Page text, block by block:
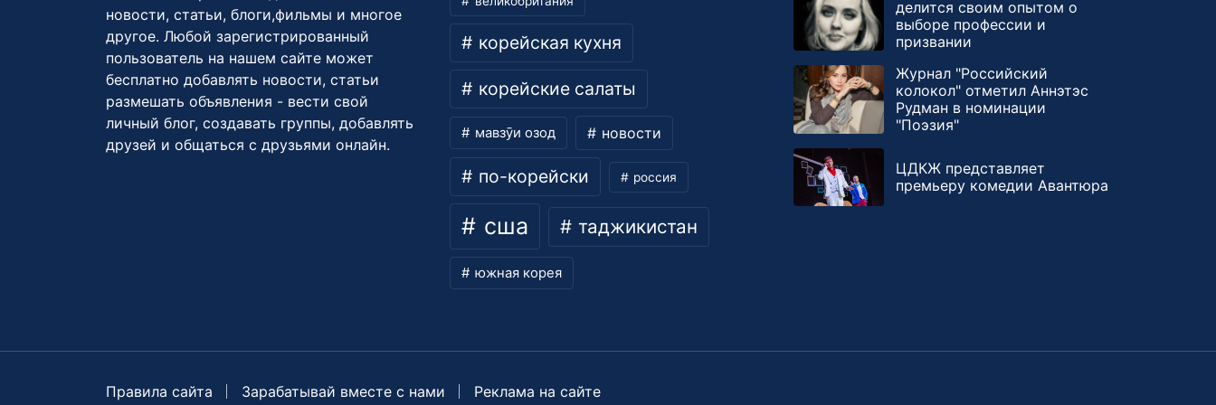
новости, статьи, блоги,фильмы и многое
другое. Любой зарегистрированный
пользователь на нашем сайте может
бесплатно добавлять новости, статьи
размешать объявления - вести свой
личный блог, создавать группы, добавлять
друзей и общаться с друзьями онлайн.
корейская кухня
корейские салаты
мавзӯи озод новости
по-корейски россия
сша таджикистан
южная корея
делится своим опытом о
выборе профессии и
призвании
Журнал "Российский
колокол" отметил Аннэтэс
Рудман в номинации
"Поэзия"
ЦДКЖ представляет
премьеру комедии Авантюра
Правила сайта Зарабатывай вместе с нами Реклама на сайте